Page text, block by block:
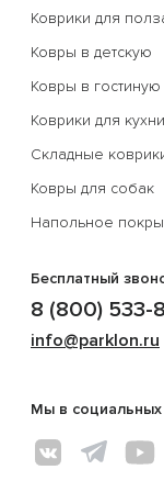
Коврики для
Ковры в детскую
Ковры в гостиную
Коврики для кухни
Складные
Ковры для собак
Напольное
Бесплатный
8 (800) 533-
info@parklon.ru
Мы в социальных